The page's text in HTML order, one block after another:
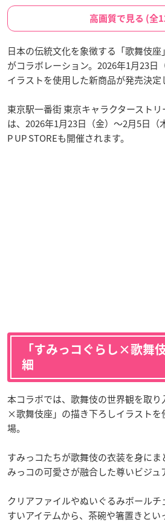
高画質で見る (全
日本の伝統文化を象徴する「歌舞伎座
がコラボレーション。2026年1月23日
イラストを使用した新商品が発売決定
東京駅一番街 東京キャラクタースト
は、2026年1月23日（金）〜2月5日（
P UP STOREも開催されます。
「すみっコぐらし×歌舞
細
本コラボでは、歌舞伎の世界観を取り
×歌舞伎座」の描き下ろしイラストを
場。
すみっコたちが歌舞伎の衣装を身に
みっコの可愛さが融合した尊いビジュ
クリアファイルやぬいぐるみボール
すいアイテムから、茶碗や箸置きと